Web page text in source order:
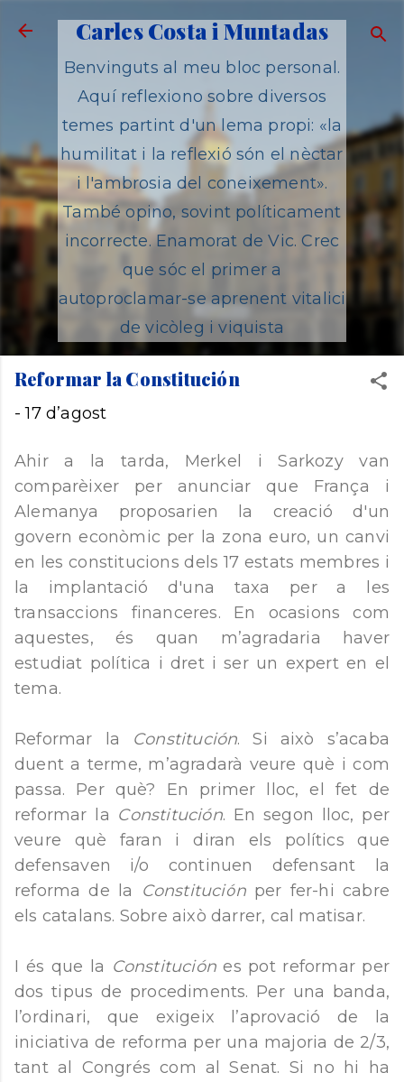
Salta al contingut principal
Carles Costa i Muntadas
Benvinguts al meu bloc personal.
Aquí reflexiono sobre diversos
temes partint d'un lema propi: «la
humilitat i la reflexió són el nèctar
i l'ambrosia del coneixement».
També opino, sovint políticament
incorrecte. Enamorat de Vic. Crec
que sóc el primer a
autoproclamar-se aprenent vitalici
de vicòleg i viquista
Reformar la Constitución
-17 d’agost
Ahir a la tarda, Merkel i Sarkozy van
comparèixer per anunciar que França i
Alemanya proposarien la creació d'un
govern econòmic per la zona euro, un canvi
en les constitucions dels 17 estats membres i
la implantació d'una taxa per a les
transaccions financeres. En ocasions com
aquestes, és quan m’agradaria haver
estudiat política i dret i ser un expert en el
tema.
Reformar la Constitución. Si això s’acaba
duent a terme, m’agradarà veure què i com
passa. Per què? En primer lloc, el fet de
reformar la Constitución. En segon lloc, per
veure què faran i diran els polítics que
defensaven i/o continuen defensant la
reforma de la
Constituciónper fer-hi cabre
els catalans. Sobre això darrer, cal matisar.
I és que la Constituciónes pot reformar per
dos tipus de procediments. Per una banda,
l’ordinari, que exigeix l’aprovació de la
iniciativa de reforma per una majoria de 2/3,
tant al Congrés com al Senat. Si no hi ha